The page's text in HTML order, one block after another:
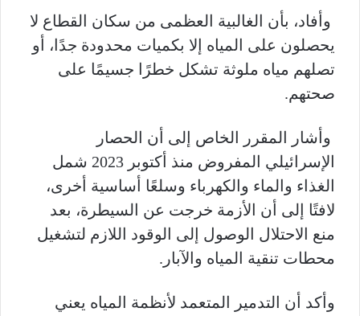
وأفاد، بأن الغالبية العظمى من سكان القطاع لا
يحصلون على المياه إلا بكميات محدودة جدًا، أو
تصلهم مياه ملوثة تشكل خطرًا جسيمًا على
صحتهم.
وأشار المقرر الخاص إلى أن الحصار
الإسرائيلي المفروض منذ أكتوبر 2023 شمل
الغذاء والماء والكهرباء وسلعًا أساسية أخرى،
لافتًا إلى أن الأزمة خرجت عن السيطرة، بعد
منع الاحتلال الوصول إلى الوقود اللازم لتشغيل
محطات تنقية المياه والآبار.
وأكد أن التدمير المتعمد لأنظمة المياه يعني